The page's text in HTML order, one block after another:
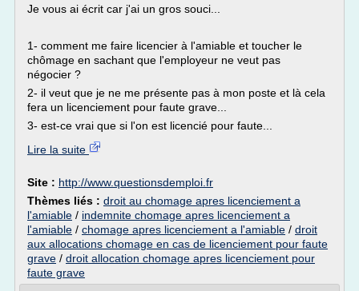
Je vous ai écrit car j'ai un gros souci...
1- comment me faire licencier à l'amiable et toucher le
chômage en sachant que l'employeur ne veut pas
négocier ?
2- il veut que je ne me présente pas à mon poste et là cela
fera un licenciement pour faute grave...
3- est-ce vrai que si l'on est licencié pour faute...
Lire la suite
Site : http://www.questionsdemploi.fr
Thèmes liés : droit au chomage apres licenciement a
l'amiable / indemnite chomage apres licenciement a
l'amiable / chomage apres licenciement a l'amiable / droit
aux allocations chomage en cas de licenciement pour faute
grave / droit allocation chomage apres licenciement pour
faute grave